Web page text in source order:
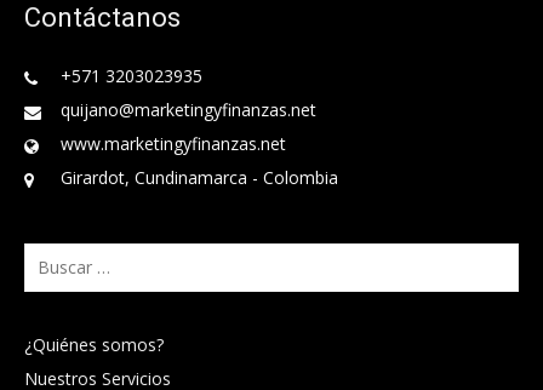
Contáctanos
+571 3203023935
quijano@marketingyfinanzas.net
www.marketingyfinanzas.net
Girardot, Cundinamarca - Colombia
Buscar:
¿Quiénes somos?
Nuestros Servicios